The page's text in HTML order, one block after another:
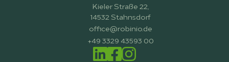
Kieler Straße 22,
14532 Stahnsdorf
office@robinio.de
+49 3329 43593 00